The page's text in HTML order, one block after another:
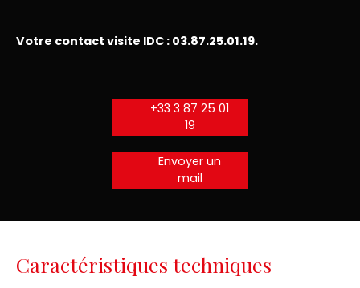
Votre contact visite IDC : 03.87.25.01.19.
+33 3 87 25 01
19
Envoyer un
mail
Caractéristiques techniques